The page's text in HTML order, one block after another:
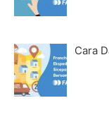
Cara